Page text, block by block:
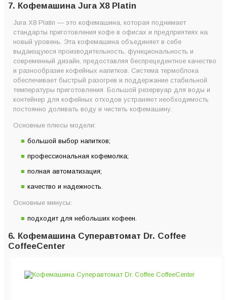
7. Кофемашина Jura X8 Platin
Jura X8 Platin — это кофемашина, которая поднимает
стандарты приготовления кофе в офисах и предприятиях на
новый уровень. Эта кофемашина объединяет в себе
выдающуюся производительность, функциональность и
современный дизайн, предоставляя беспрецедентное качество
и разнообразие кофейных напитков. Система термоблока
обеспечивает быстрый разогрев и поддержание стабильной
температуры приготовления. Большой резервуар для воды и
контейнер для кофейных отходов устраняют необходимость
постоянно доливать воду и чистить кофемашину.
Основные плюсы модели:
большой выбор напитков;
профессиональная кофемолка;
полная автоматизация;
качество и надежность.
Основные минусы:
подходит для небольших кофеен.
6. Кофемашина Суперавтомат Dr. Coffee
CoffeeCenter